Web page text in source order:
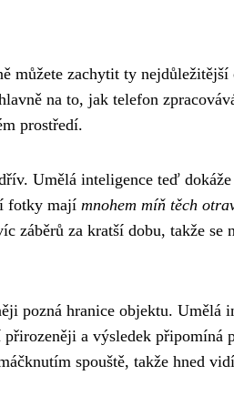
můžete zachytit ty nejdůležitější
na to, jak telefon
prostředí.
Umělá inteligence teď dokáže
fotky mají mnohem míň těch
záběrů za kratší dobu, takže se
pozná hranice objektu. Umělá
a výsledek připomíná
spouště, takže hned